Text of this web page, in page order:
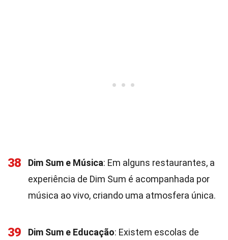
38 Dim Sum e Música: Em alguns restaurantes, a
experiência de Dim Sum é acompanhada por
música ao vivo, criando uma atmosfera única.
39 Dim Sum e Educação: Existem escolas de